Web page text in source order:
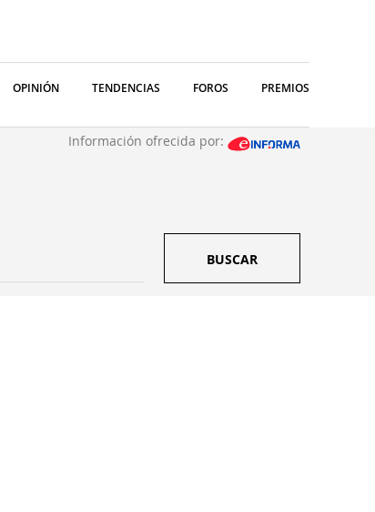
OPINIÓN TENDENCIAS FOROS PREMIOS
Información ofrecida por:
BUSCAR